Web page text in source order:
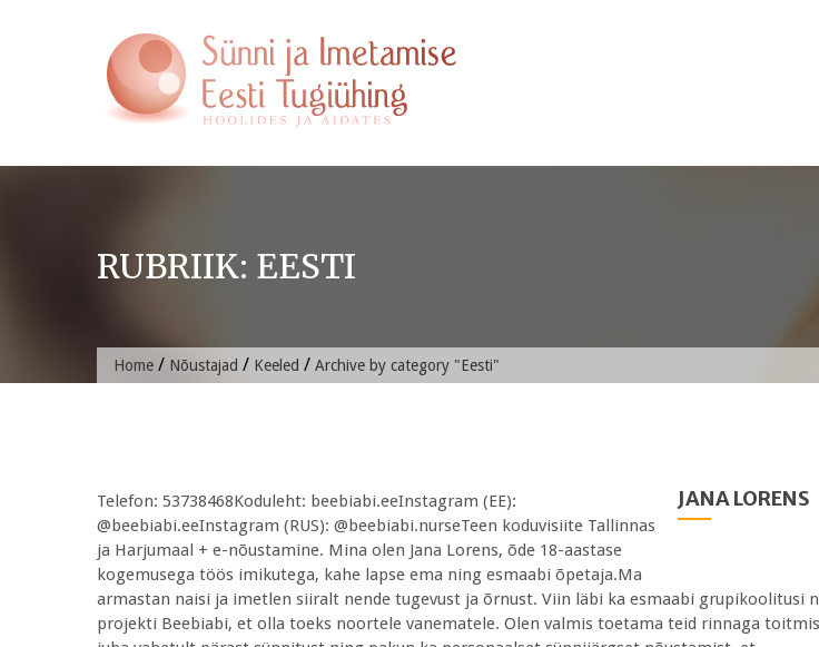
RUBRIIK: EESTI
Home / Nõustajad / Keeled / Archive by category "Eesti"
JANA LORENS
Telefon: 53738468Koduleht: beebiabi.eeInstagram (EE):
@beebiabi.eeInstagram (RUS): @beebiabi.nurseTeen koduvisiite Tallinnas
ja Harjumaal + e-nõustamine. Mina olen Jana Lorens, õde 18-aastase
kogemusega töös imikutega, kahe lapse ema ning esmaabi õpetaja.Ma
armastan naisi ja imetlen siiralt nende tugevust ja õrnust. Viin läbi ka esmaabi grupikoolitusi
projekti Beebiabi, et olla toeks noortele vanematele. Olen valmis toetama teid rinnaga